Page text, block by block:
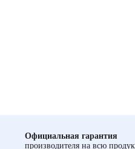
Официальная гарантия
производителя на всю